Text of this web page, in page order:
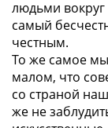
людьми вокруг
самый
честным.
То же самое
малом, что
со страной
же не